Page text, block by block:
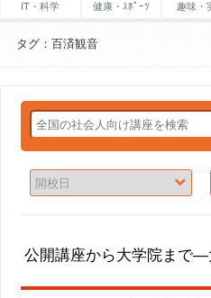
IT・科学 健康・ｽﾎﾟｰﾂ 趣味・
タグ：百済観音
公開講座から大学院まで